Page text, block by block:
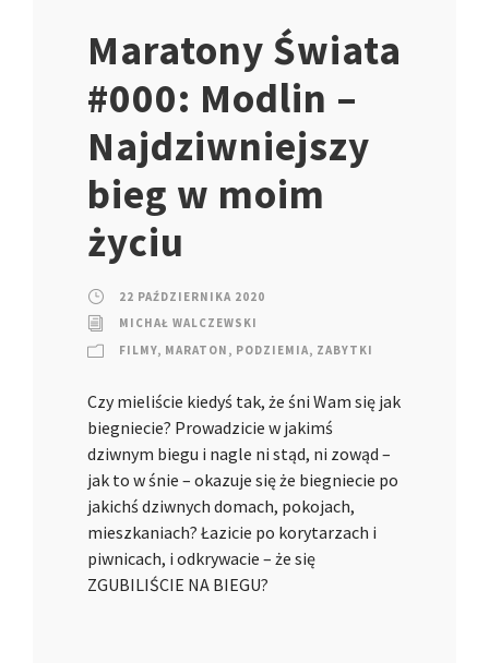
Maratony Świata
#000: Modlin –
Najdziwniejszy
bieg w moim
życiu
22 PAŹDZIERNIKA 2020
MICHAŁ WALCZEWSKI
FILMY, MARATON , PODZIEMIA, ZABYTKI
Czy mieliście kiedyś tak, że śni Wam się jak
biegniecie? Prowadzicie w jakimś
dziwnym biegu i nagle ni stąd, ni zowąd –
jak to w śnie – okazuje się że biegniecie po
jakichś dziwnych domach, pokojach,
mieszkaniach? Łazicie po korytarzach i
piwnicach, i odkrywacie – że się
ZGUBILIŚCIE NA BIEGU?